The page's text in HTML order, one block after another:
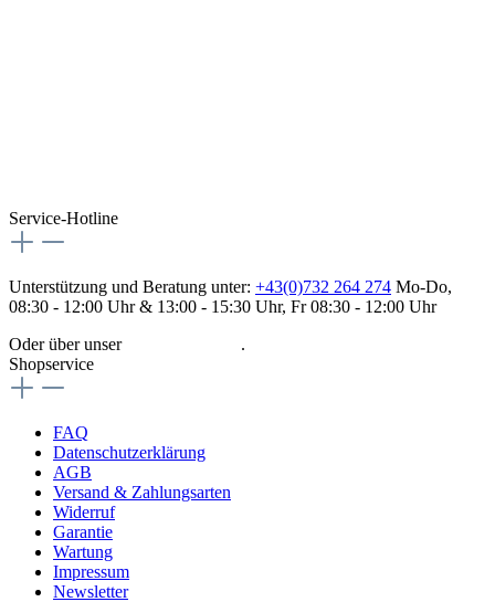
Service-Hotline
Unterstützung und Beratung unter: +43(0)732 264 274 Mo-Do,
08:30 - 12:00 Uhr & 13:00 - 15:30 Uhr, Fr 08:30 - 12:00 Uhr
Oder über unser
.
Shopservice
FAQ
Datenschutzerklärung
AGB
Versand & Zahlungsarten
Widerruf
Garantie
Wartung
Impressum
Newsletter